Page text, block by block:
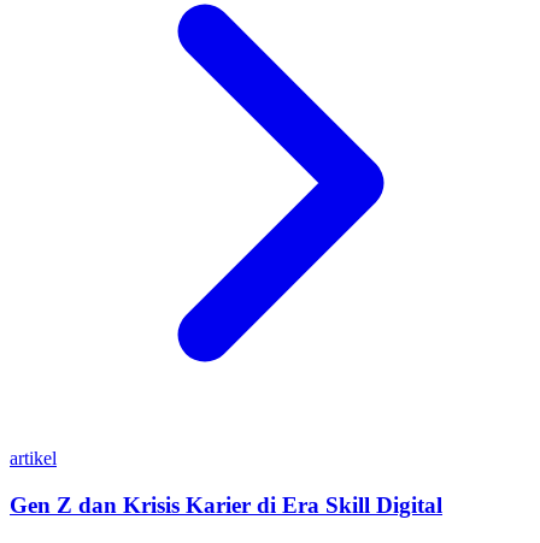
artikel
Gen Z dan Krisis Karier di Era Skill Digital